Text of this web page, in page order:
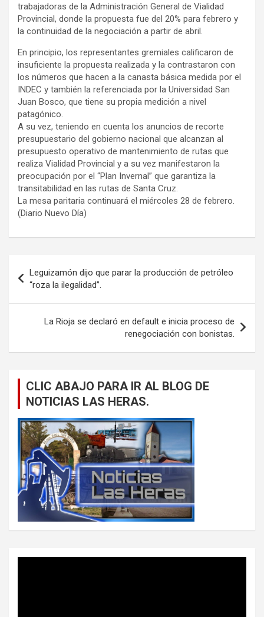
trabajadoras de la Administración General de Vialidad
Provincial, donde la propuesta fue del 20% para febrero y
la continuidad de la negociación a partir de abril.
En principio, los representantes gremiales calificaron de
insuficiente la propuesta realizada y la contrastaron con
los números que hacen a la canasta básica medida por el
INDEC y también la referenciada por la Universidad San
Juan Bosco, que tiene su propia medición a nivel
patagónico.
A su vez, teniendo en cuenta los anuncios de recorte
presupuestario del gobierno nacional que alcanzan al
presupuesto operativo de mantenimiento de rutas que
realiza Vialidad Provincial y a su vez manifestaron la
preocupación por el “Plan Invernal” que garantiza la
transitabilidad en las rutas de Santa Cruz.
La mesa paritaria continuará el miércoles 28 de febrero.
(Diario Nuevo Día)
de
entradas
Leguizamón dijo que parar la producción de petróleo
“roza la ilegalidad”.
La Rioja se declaró en default e inicia proceso de
renegociación con bonistas.
CLIC ABAJO PARA IR AL BLOG DE
NOTICIAS LAS HERAS.